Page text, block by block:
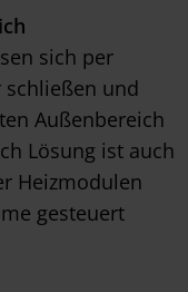
sich per
und
Außenbereich
Lösung ist auch
Heizmodulen
gesteuert